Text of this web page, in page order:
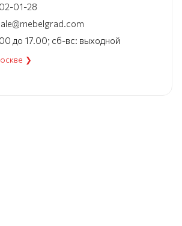
01-28
до 17.00; сб-вс: выходной
❯